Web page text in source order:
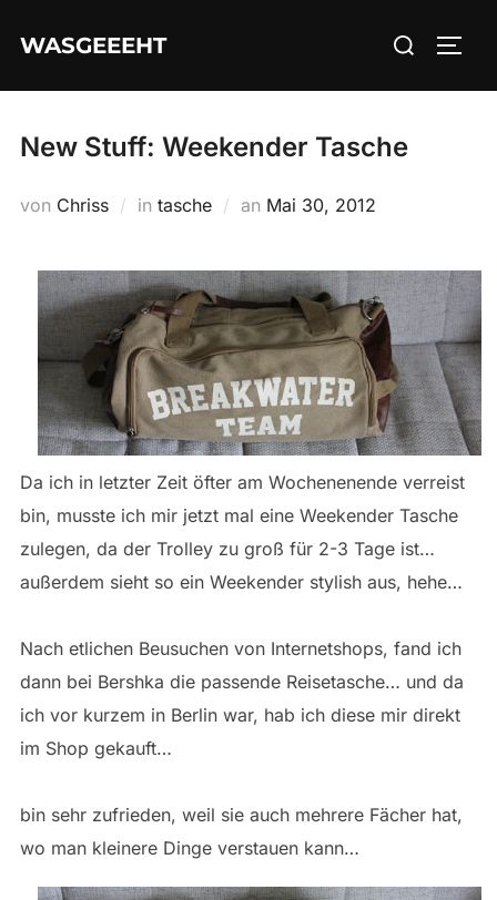
InhaltWASGEEEHT
Suchen
New Stuff: Weekender Tasche
von Chriss in tasche an Veröffentlicht
Mai 30, 2012
Da ich in letzter Zeit öfter am Wochenenende verreist
bin, musste ich mir jetzt mal eine Weekender Tasche
zulegen, da der Trolley zu groß für 2-3 Tage ist…
außerdem sieht so ein Weekender stylish aus, hehe…
Nach etlichen Beusuchen von Internetshops, fand ich
dann bei Bershka die passende Reisetasche… und da
ich vor kurzem in Berlin war, hab ich diese mir direkt
im Shop gekauft…
bin sehr zufrieden, weil sie auch mehrere Fächer hat,
wo man kleinere Dinge verstauen kann…